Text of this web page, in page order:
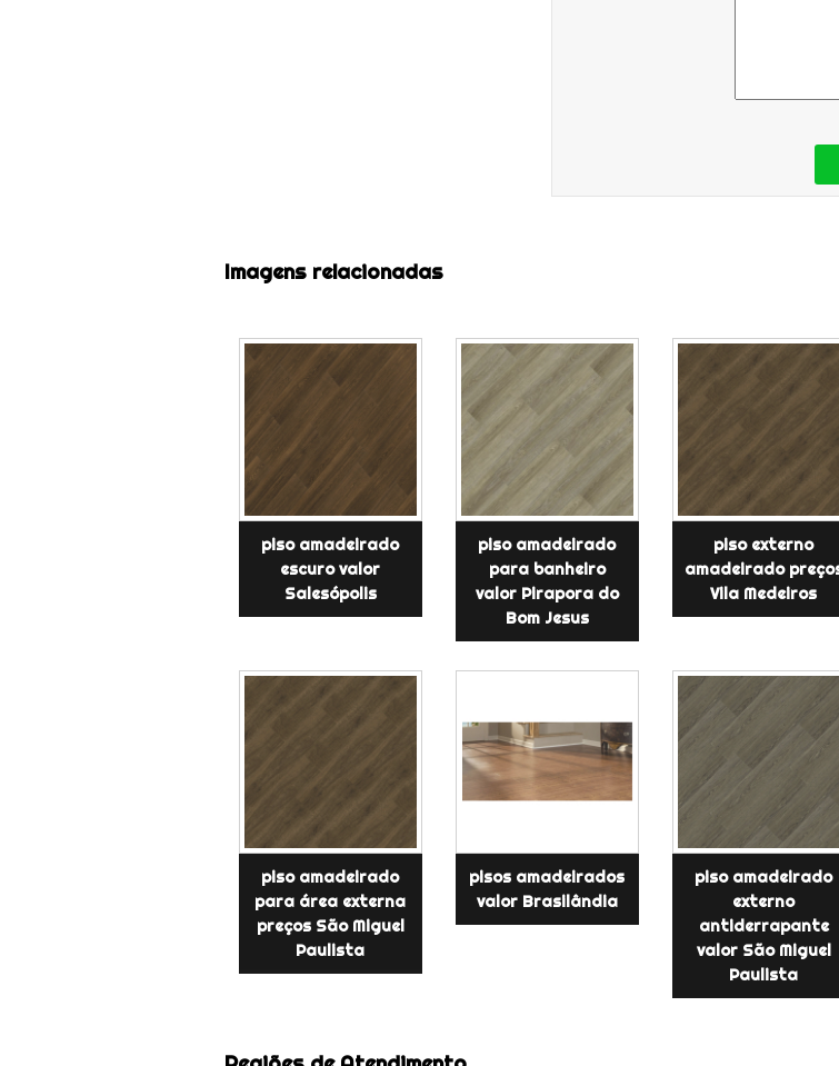
Imagens relacionadas
piso amadeirado
escuro valor
Salesópolis
piso amadeirado
para banheiro
valor Pirapora do
Bom Jesus
piso externo
amadeirado
Vila Medeiros
piso amadeirado
para área externa
preços São Miguel
Paulista
pisos amadeirados
valor Brasilândia
piso amadeirado
externo
antiderrapante
valor São Miguel
Paulista